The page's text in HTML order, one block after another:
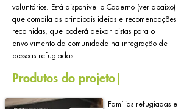
voluntários. Está disponível o Caderno (ver abaixo)
que compila as principais ideias e recomendações
recolhidas, que poderá deixar pistas para o
envolvimento da comunidade na integração de
pessoas refugiadas.
Produtos do projeto
Famílias refugiadas e